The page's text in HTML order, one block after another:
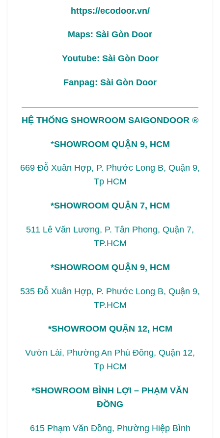
https://ecodoor.vn/
Maps: Sài Gòn Door
Youtube: Sài Gòn Door
Fanpag: Sài Gòn Door
————————————————————
HỆ THỐNG SHOWROOM SAIGONDOOR ®
*SHOWROOM QUẬN 9, HCM
669 Đỗ Xuân Hợp, P. Phước Long B, Quận 9,
Tp HCM
*SHOWROOM QUẬN 7, HCM
511 Lê Văn Lương, P. Tân Phong, Quận 7,
TP.HCM
*SHOWROOM QUẬN 9, HCM
535 Đỗ Xuân Hợp, P. Phước Long B, Quận 9,
TP.HCM
*SHOWROOM QUẬN 12, HCM
Vườn Lài, Phường An Phú Đông, Quận 12,
Tp HCM
*SHOWROOM BÌNH LỢI – PHẠM VĂN
ĐỒNG
615 Phạm Văn Đồng, Phường Hiệp Bình